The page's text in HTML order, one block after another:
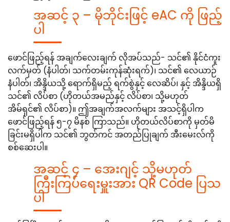
အဆင့် ၃ – မိုဘိုင်းဖြင့် eAC ကို ဖြည့်
ပါ
ဖောင်ဖြည့်ရန် အချက်လေးချက် လိုအပ်သည်- သင်၏ နိုင်ငံကူး
လက်မှတ် (နံပါတ်၊ သက်တမ်းကုန်ဆုံးရက်)၊ သင်၏ လေယာဉ်
နံပါတ်၊ အိန္ဒိယသို့ ရောက်ရှိမည့် ရက်စွဲနှင့် လေဆိပ်၊ နှင့် အိန္ဒိယရှိ
သင်၏ လိပ်စာ (ဟိုတယ်အမည်နှင့် လိပ်စာ၊ သို့မဟုတ်
အိမ်ရှင်၏ လိပ်စာ)။ ဤအချက်အလက်များ အသင့်ရှိပါက
ဖောင်ဖြည့်ရန် ၅-၇ မိနစ် ကြာသည်။ ဟိုတယ်လိပ်စာကို မှတ်မိ
ခြင်းမရှိပါက သင်၏ ဘွတ်ကင် အတည်ပြုချက် အီးမေးလ်ကို
စစ်ဆေးပါ။
အဆင့် ၄ – အေးဂျင့် သို့မဟုတ်
ကြီးကြပ်ရေးမှူးအား QR Code ပြသ
ပါ